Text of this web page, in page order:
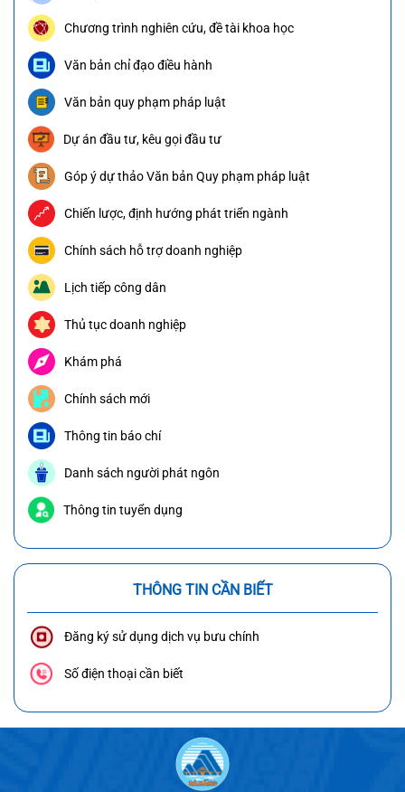
Chương trình nghiên cứu, đề tài khoa học
Văn bản chỉ đạo điều hành
Văn bản quy phạm pháp luật
Dự án đầu tư, kêu gọi đầu tư
Góp ý dự thảo Văn bản Quy phạm pháp luật
Chiến lược, định hướng phát triển ngành
Chính sách hỗ trợ doanh nghiệp
Lịch tiếp công dân
Thủ tục doanh nghiệp
Khám phá
Chính sách mới
Thông tin báo chí
Danh sách người phát ngôn
Thông tin tuyển dụng
THÔNG TIN CẦN BIẾT
Đăng ký sử dụng dịch vụ bưu chính
Số điện thoại cần biết